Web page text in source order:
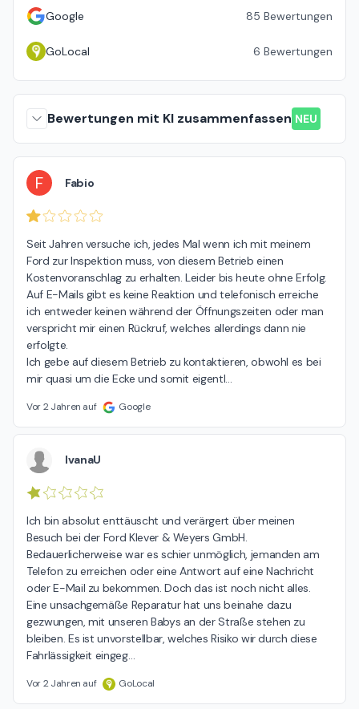
Google 85 Bewertungen
GoLocal 6 Bewertungen
Bewertungen mit KI zusammenfassen NEU
F Fabio
Seit Jahren versuche ich, jedes Mal wenn ich mit meinem
Ford zur Inspektion muss, von diesem Betrieb einen
Kostenvoranschlag zu erhalten. Leider bis heute ohne Erfolg.
Auf E-Mails gibt es keine Reaktion und telefonisch erreiche
ich entweder keinen während der Öffnungszeiten oder man
verspricht mir einen Rückruf, welches allerdings dann nie
erfolgte.
Ich gebe auf diesem Betrieb zu kontaktieren, obwohl es bei
mir quasi um die Ecke und somit eigentl
Vor 2 Jahren auf Google
IvanaU
Ich bin absolut enttäuscht und verärgert über meinen
Besuch bei der Ford Klever & Weyers GmbH.
Bedauerlicherweise war es schier unmöglich, jemanden am
Telefon zu erreichen oder eine Antwort auf eine Nachricht
oder E-Mail zu bekommen. Doch das ist noch nicht alles.
Eine unsachgemäße Reparatur hat uns beinahe dazu
gezwungen, mit unseren Babys an der Straße stehen zu
bleiben. Es ist unvorstellbar, welches Risiko wir durch diese
Fahrlässigkeit eingeg…
Vor 2 Jahren auf GoLocal